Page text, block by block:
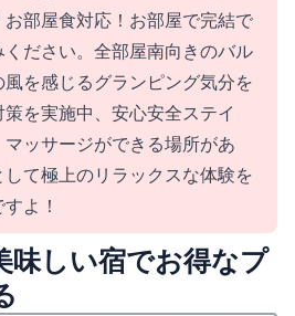
部屋食対応！お部屋で完結で
ださい。全部屋南向きのバル
を感じるグランピング気分を
を実施中、安心安全ステイ
ッサージができる場所があ
て極上のリラックスな体験を
よ！
味しい宿でお得なプ